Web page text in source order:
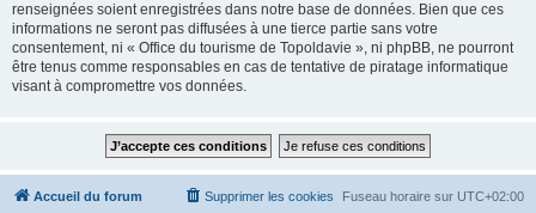
renseignées soient enregistrées dans notre base de données. Bien que ces
informations ne seront pas diffusées à une tierce partie sans votre
consentement, ni « Office du tourisme de Topoldavie », ni phpBB, ne pourront
être tenus comme responsables en cas de tentative de piratage informatique
visant à compromettre vos données.
Accueil du forum Fuseau horaire sur UTC+02:00
Supprimer les cookies